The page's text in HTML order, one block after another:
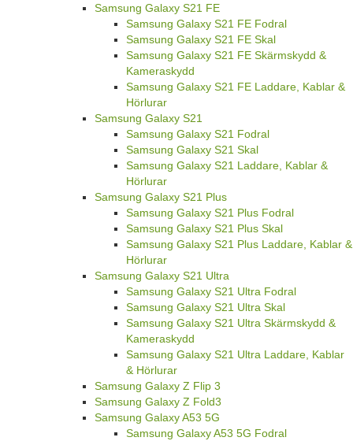
Samsung Galaxy S21 FE
Samsung Galaxy S21 FE Fodral
Samsung Galaxy S21 FE Skal
Samsung Galaxy S21 FE Skärmskydd &
Kameraskydd
Samsung Galaxy S21 FE Laddare, Kablar &
Hörlurar
Samsung Galaxy S21
Samsung Galaxy S21 Fodral
Samsung Galaxy S21 Skal
Samsung Galaxy S21 Laddare, Kablar &
Hörlurar
Samsung Galaxy S21 Plus
Samsung Galaxy S21 Plus Fodral
Samsung Galaxy S21 Plus Skal
Samsung Galaxy S21 Plus Laddare, Kablar &
Hörlurar
Samsung Galaxy S21 Ultra
Samsung Galaxy S21 Ultra Fodral
Samsung Galaxy S21 Ultra Skal
Samsung Galaxy S21 Ultra Skärmskydd &
Kameraskydd
Samsung Galaxy S21 Ultra Laddare, Kablar
& Hörlurar
Samsung Galaxy Z Flip 3
Samsung Galaxy Z Fold3
Samsung Galaxy A53 5G
Samsung Galaxy A53 5G Fodral